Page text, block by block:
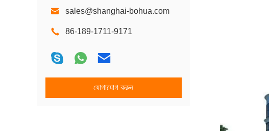
sales@shanghai-bohua.com
86-189-1711-9171
যোগাযোগ করুন